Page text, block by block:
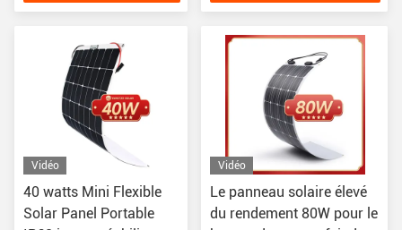
Vidéo
40 watts Mini Flexible
Solar Panel Portable
Vidéo
Le panneau solaire élevé
du rendement 80W pour le